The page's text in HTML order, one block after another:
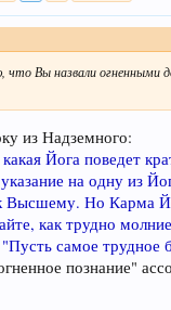
что Вы назвали
из Надземного:
Йога поведет
на одну из
Но Карма
как трудно
самое трудное
познание"